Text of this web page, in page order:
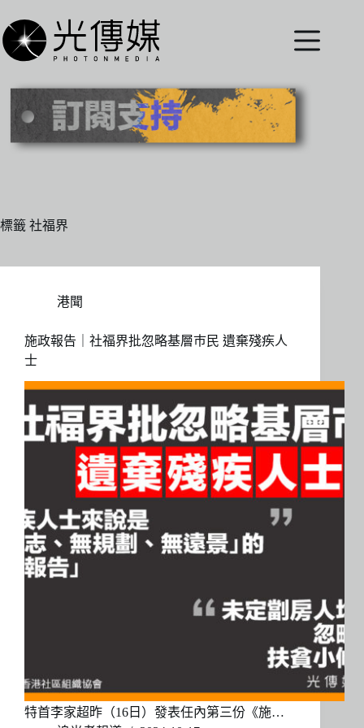
至
主
內
標籤 社福界
港聞
施政報告｜社福界批忽略基層巿民 遺棄殘疾人
士
特首李家超昨（16日）發表任內第三份《施…